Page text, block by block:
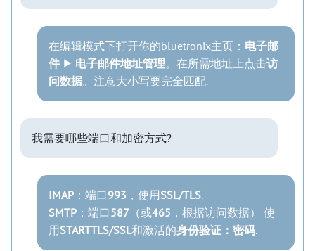
在编辑模式下打开你的bluetronix主页： 电子邮
件 ⯈ 电子邮件地址管理。在所需地址上点击访
问数据。注意大小写要完全匹配.
我需要哪些端口和加密方式?
IMAP ：端口993 ，使用SSL/TLS.
SMTP ：端口587 （或465 ，根据访问数据） 使
用STARTTLS/SSL和激活的身份验证：密码.